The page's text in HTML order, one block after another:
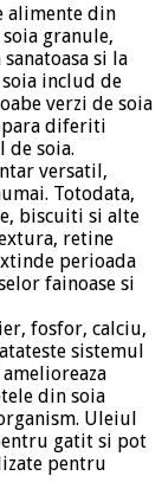
alimente din
granule,
si la
includ de
verzi de soia
diferiti
de soia.
versatil,
Totodata,
biscuiti si alte
retine
perioada
fainoase si
fosfor, calciu,
sistemul
din soia
Uleiul
gatit si pot
pentru